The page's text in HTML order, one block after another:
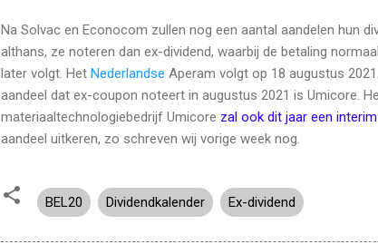
Na Solvac en Econocom zullen nog een aantal aandelen hun
althans, ze noteren dan ex-dividend, waarbij de betaling
later volgt. Het Nederlandse Aperam volgt op 18 augustus
aandeel dat ex-coupon noteert in augustus 2021 is Umicore.
materiaaltechnologiebedrijf Umicore zal ook dit jaar een
aandeel uitkeren, zo schreven wij vorige week nog.
BEL20 Dividendkalender Ex-dividend